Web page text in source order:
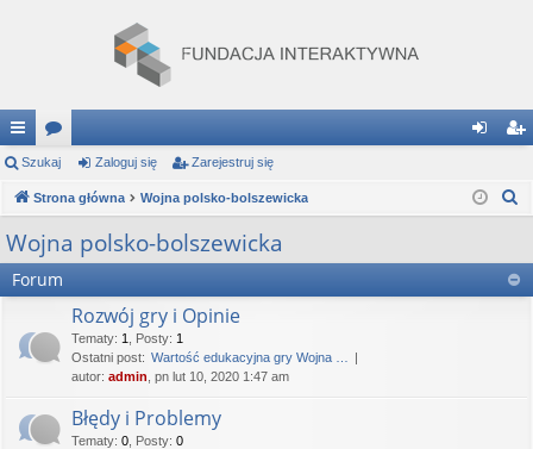
ię
ce
…
or
a og ej
tru
Szukaj Zaloguj się Zarejestruj się
Strona główna Wojna polsko-bolszewicka
a
Wojna polsko-bolszewicka
Forum
Rozwój gry i Opinie
Tematy: 1 Posty: 1
Ostatni post: Wartość edukacyjna gry Wojna …
autor: admin , pn lut 10, 2020 1:47 am
Błędy i Problemy
Tematy: 0 Posty: 0